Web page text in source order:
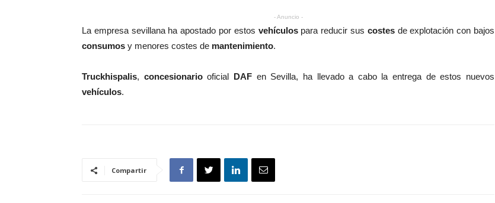
- Anuncio -
La empresa sevillana ha apostado por estos vehículos para reducir sus costes de explotación con bajos
consumos y menores costes de mantenimiento.
Truckhispalis, concesionariooficial DAF en Sevilla, ha llevado a cabo la entrega de estos nuevos
vehículos.
Compartir